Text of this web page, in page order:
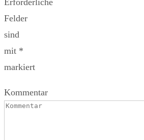
Erforderliche
Felder
sind
mit *
markiert
Kommentar